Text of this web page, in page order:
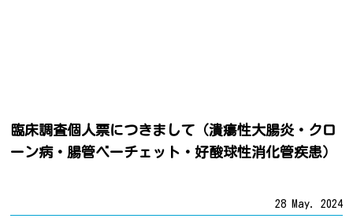
臨床調査個人票につきまして（潰瘍性大腸炎・クロ
ーン病・腸管ベーチェット・好酸球性消化管疾患）
28 May. 2024